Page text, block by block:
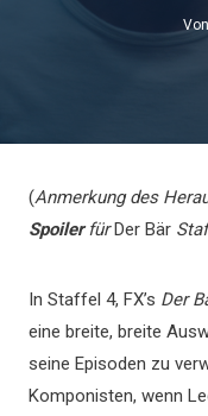
Von
(Anmerkung des
SpoilerfürDer Bär
In Staffel 4, FX’s Der
eine breite, breite
seine Episoden zu
Komponisten, wenn